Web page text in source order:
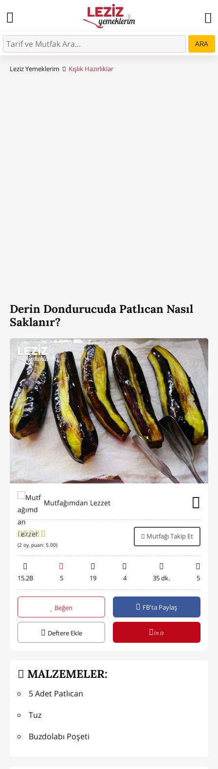
ARA
Leziz Yemeklerim Kışlık Hazırlıklar
Derin Dondurucuda Patlıcan Nasıl
Saklanır?
Mutfağımdan Lezzet
(2 oy, puan: 5.00)
Mutfağı Takip Et
15.2B 5 19 4 35 dk. 5
Beğen FB'ta Paylaş
Deftere Ekle in it
MALZEMELER:
5 Adet Patlıcan
Tuz
Buzdolabı Poşeti